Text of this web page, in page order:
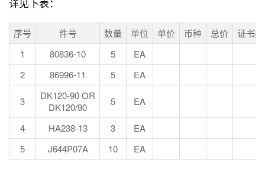
序号 件号 数量 单位 单价 币种 总价
证书
1
80836-10 5
EA
2
86996-11 5 EA
3
DK120-90 OR
DK120/90
5 EA
4 HA238-13 3
EA
5
J644P07A 10 EA